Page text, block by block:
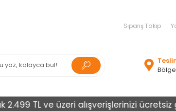
TL ve üzeri alışverişlerinizi
Sipariş Takip